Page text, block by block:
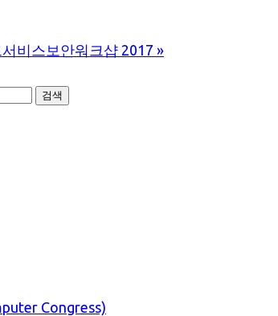
비스보안워크샵 2017 »
검색
Congress)